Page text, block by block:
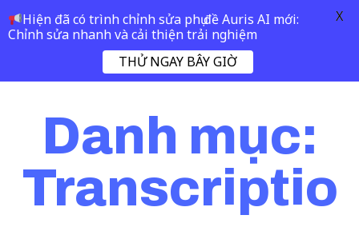
Danh mục:
Transcriptio
Hiện đã có trình chỉnh sửa phụ đề Auris AI mới:
Chỉnh sửa nhanh và cải thiện trải nghiệm
THỬ NGAY BÂY GIỜ
X